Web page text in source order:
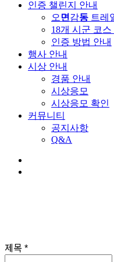
인증 챌린지 안내
오 면 감동 트레
18개 시군 코스
인증 방법 안내
행사 안내
시상 안내
경품 안내
시상응모
시상응모 확인
커뮤니티
공지사항
Q&A
제목 *